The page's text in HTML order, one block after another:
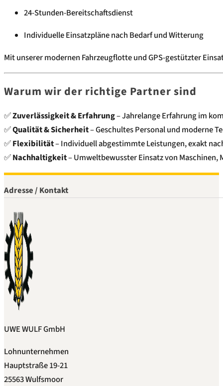
24-Stunden-Bereitschaftsdienst
Individuelle Einsatzpläne nach Bedarf und Witterung
Mit unserer modernen Fahrzeugflotte und GPS-gestützter
Warum wir der richtige Partner sind
✅Zuverlässigkeit & Erfahrung– Jahrelange Erfahrung im
✅Qualität & Sicherheit– Geschultes Personal und moderne
✅Flexibilität– Individuell abgestimmte Leistungen, exakt
✅Nachhaltigkeit– Umweltbewusster Einsatz von
Adresse / Kontakt
UWE WULF GmbH
Lohnunternehmen
Hauptstraße 19-21
25563 Wulfsmoor